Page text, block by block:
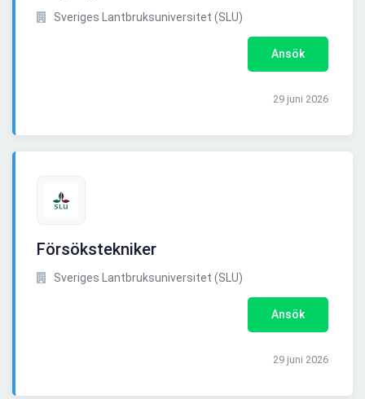
Sveriges Lantbruksuniversitet (SLU)
Ansök
29 juni 2026
Försökstekniker
Sveriges Lantbruksuniversitet (SLU)
Ansök
29 juni 2026